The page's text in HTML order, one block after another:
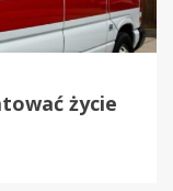
życie